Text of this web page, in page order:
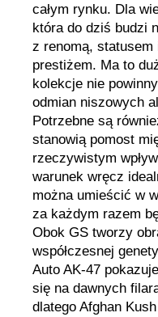
całym rynku. Dla
która do dziś budzi
z renomą,
prestiżem. Ma to
kolekcje nie
odmian niszowych
Potrzebne są
stanowią pomost
rzeczywistym
warunek wręcz
można umieścić w
za każdym razem
Obok GS tworzy
współczesnej
Auto AK-47
się na dawnych
dlatego Afghan